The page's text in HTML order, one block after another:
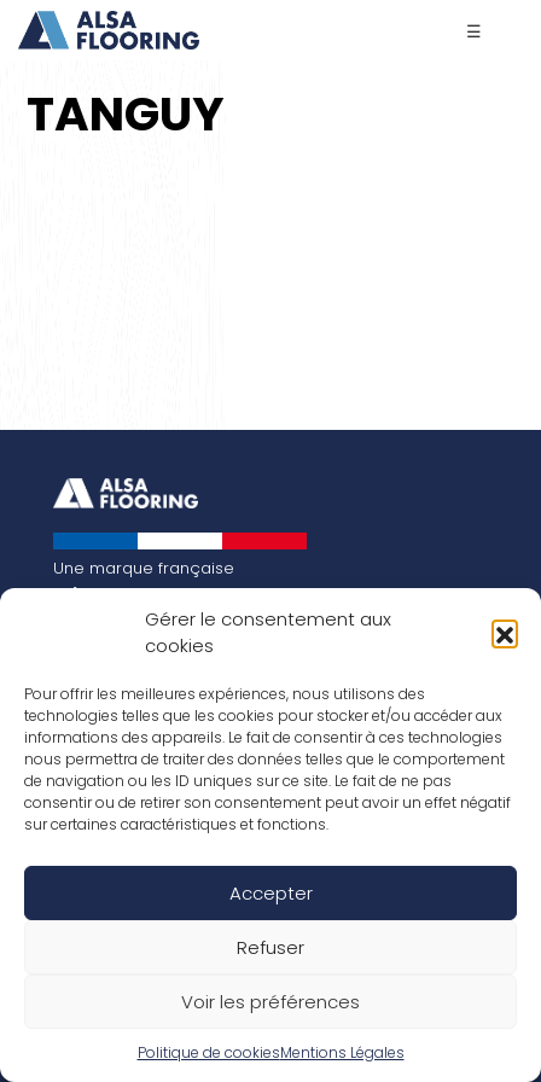
Gérer le consentement aux
cookies
Pour offrir les meilleures expériences, nous utilisons des
technologies telles que les cookies pour stocker et/ou accéder aux
informations des appareils. Le fait de consentir à ces technologies
nous permettra de traiter des données telles que le comportement
de navigation ou les ID uniques sur ce site. Le fait de ne pas
consentir ou de retirer son consentement peut avoir un effet négatif
sur certaines caractéristiques et fonctions.
Accepter
Refuser
Voir les préférences
Politique de cookiesMentions Légales
☰
TANGUY
Une marque française
Qui sommes-nous
Notre histoire
Les chiffres clés
FR
EN
Nos revêtements
Nos Stratifiés
Nos accessoires
Nos parquets
Conditions de garantie
Déclaration de performance
Politique de confidentialité